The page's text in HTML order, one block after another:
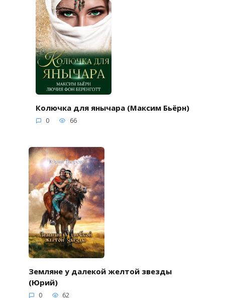
Колючка для янычара (Максим Бьёрн)
0 66
Земляне у далекой желтой звезды
(Юрий)
0 62